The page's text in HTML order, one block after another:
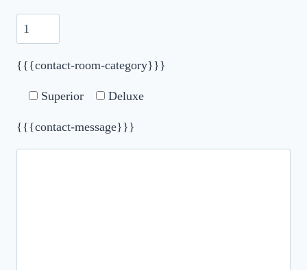
{{{contact-room-category}}}
Superior Deluxe
{{{contact-message}}}